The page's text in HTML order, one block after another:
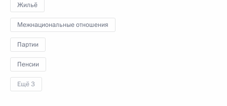
Жильё
Межнациональные отношения
Партии
Пенсии
Ещё 3